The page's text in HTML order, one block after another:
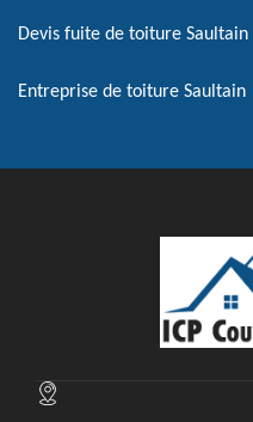
Devis fuite de toiture Saultain
Entreprise de toiture Saultain